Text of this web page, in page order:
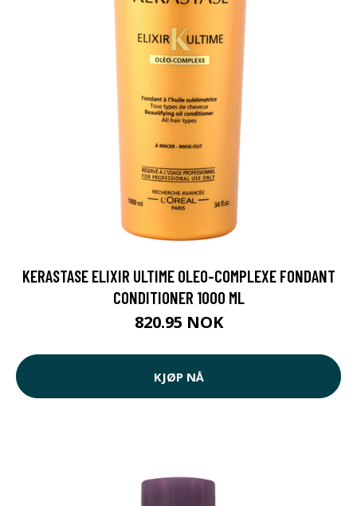
KERASTASE ELIXIR ULTIME OLEO-COMPLEXE FONDANT
CONDITIONER 1000 ML
820.95 NOK
KJØP NÅ